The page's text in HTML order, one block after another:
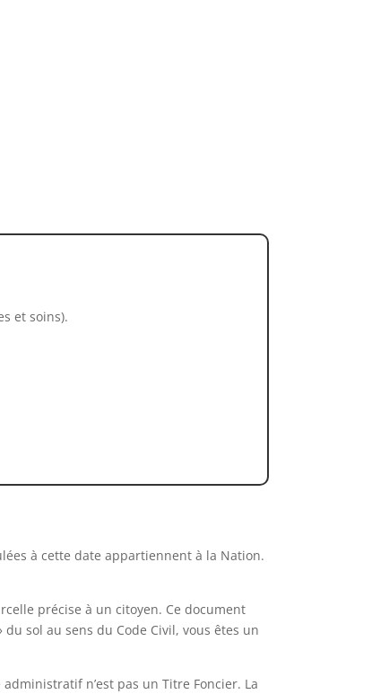
et soins).
à cette date appartiennent à la Nation.
précise à un citoyen. Ce document
sol au sens du Code Civil, vous êtes un
n’est pas un Titre Foncier. La